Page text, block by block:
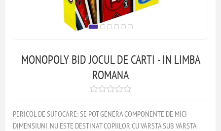
MONOPOLY BID JOCUL DE CARTI - IN LIMBA
ROMANA
PERICOL DE SUFOCARE: SE POT GENERA COMPONENTE DE MICI
DIMENSIUNI. NU ESTE DESTINAT COPIILOR CU VARSTA SUB VARSTA